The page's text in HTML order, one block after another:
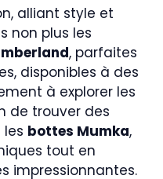
alliant style et
non plus les
, parfaites
disponibles à des
à explorer les
de trouver des
bottes Mumka,
tout en
impressionnantes.